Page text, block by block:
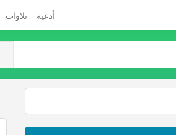
أدعية تلاوات